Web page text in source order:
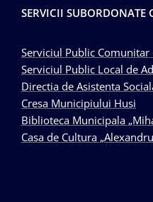
SERVICII
Serviciul Public
Serviciul Public Local de
Directia de Asistenta
Cresa Municipiului Husi
Biblioteca Municipala
Casa de Cultura